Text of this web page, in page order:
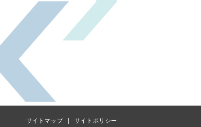
サイトマップ サイトポリシー